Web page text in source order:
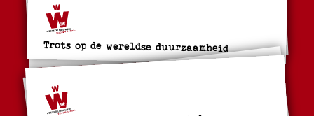
Trots op de wereldse duurzaamheid